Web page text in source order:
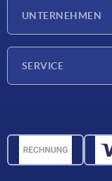
UNTERNEHMEN
SERVICE
CAD-Daten